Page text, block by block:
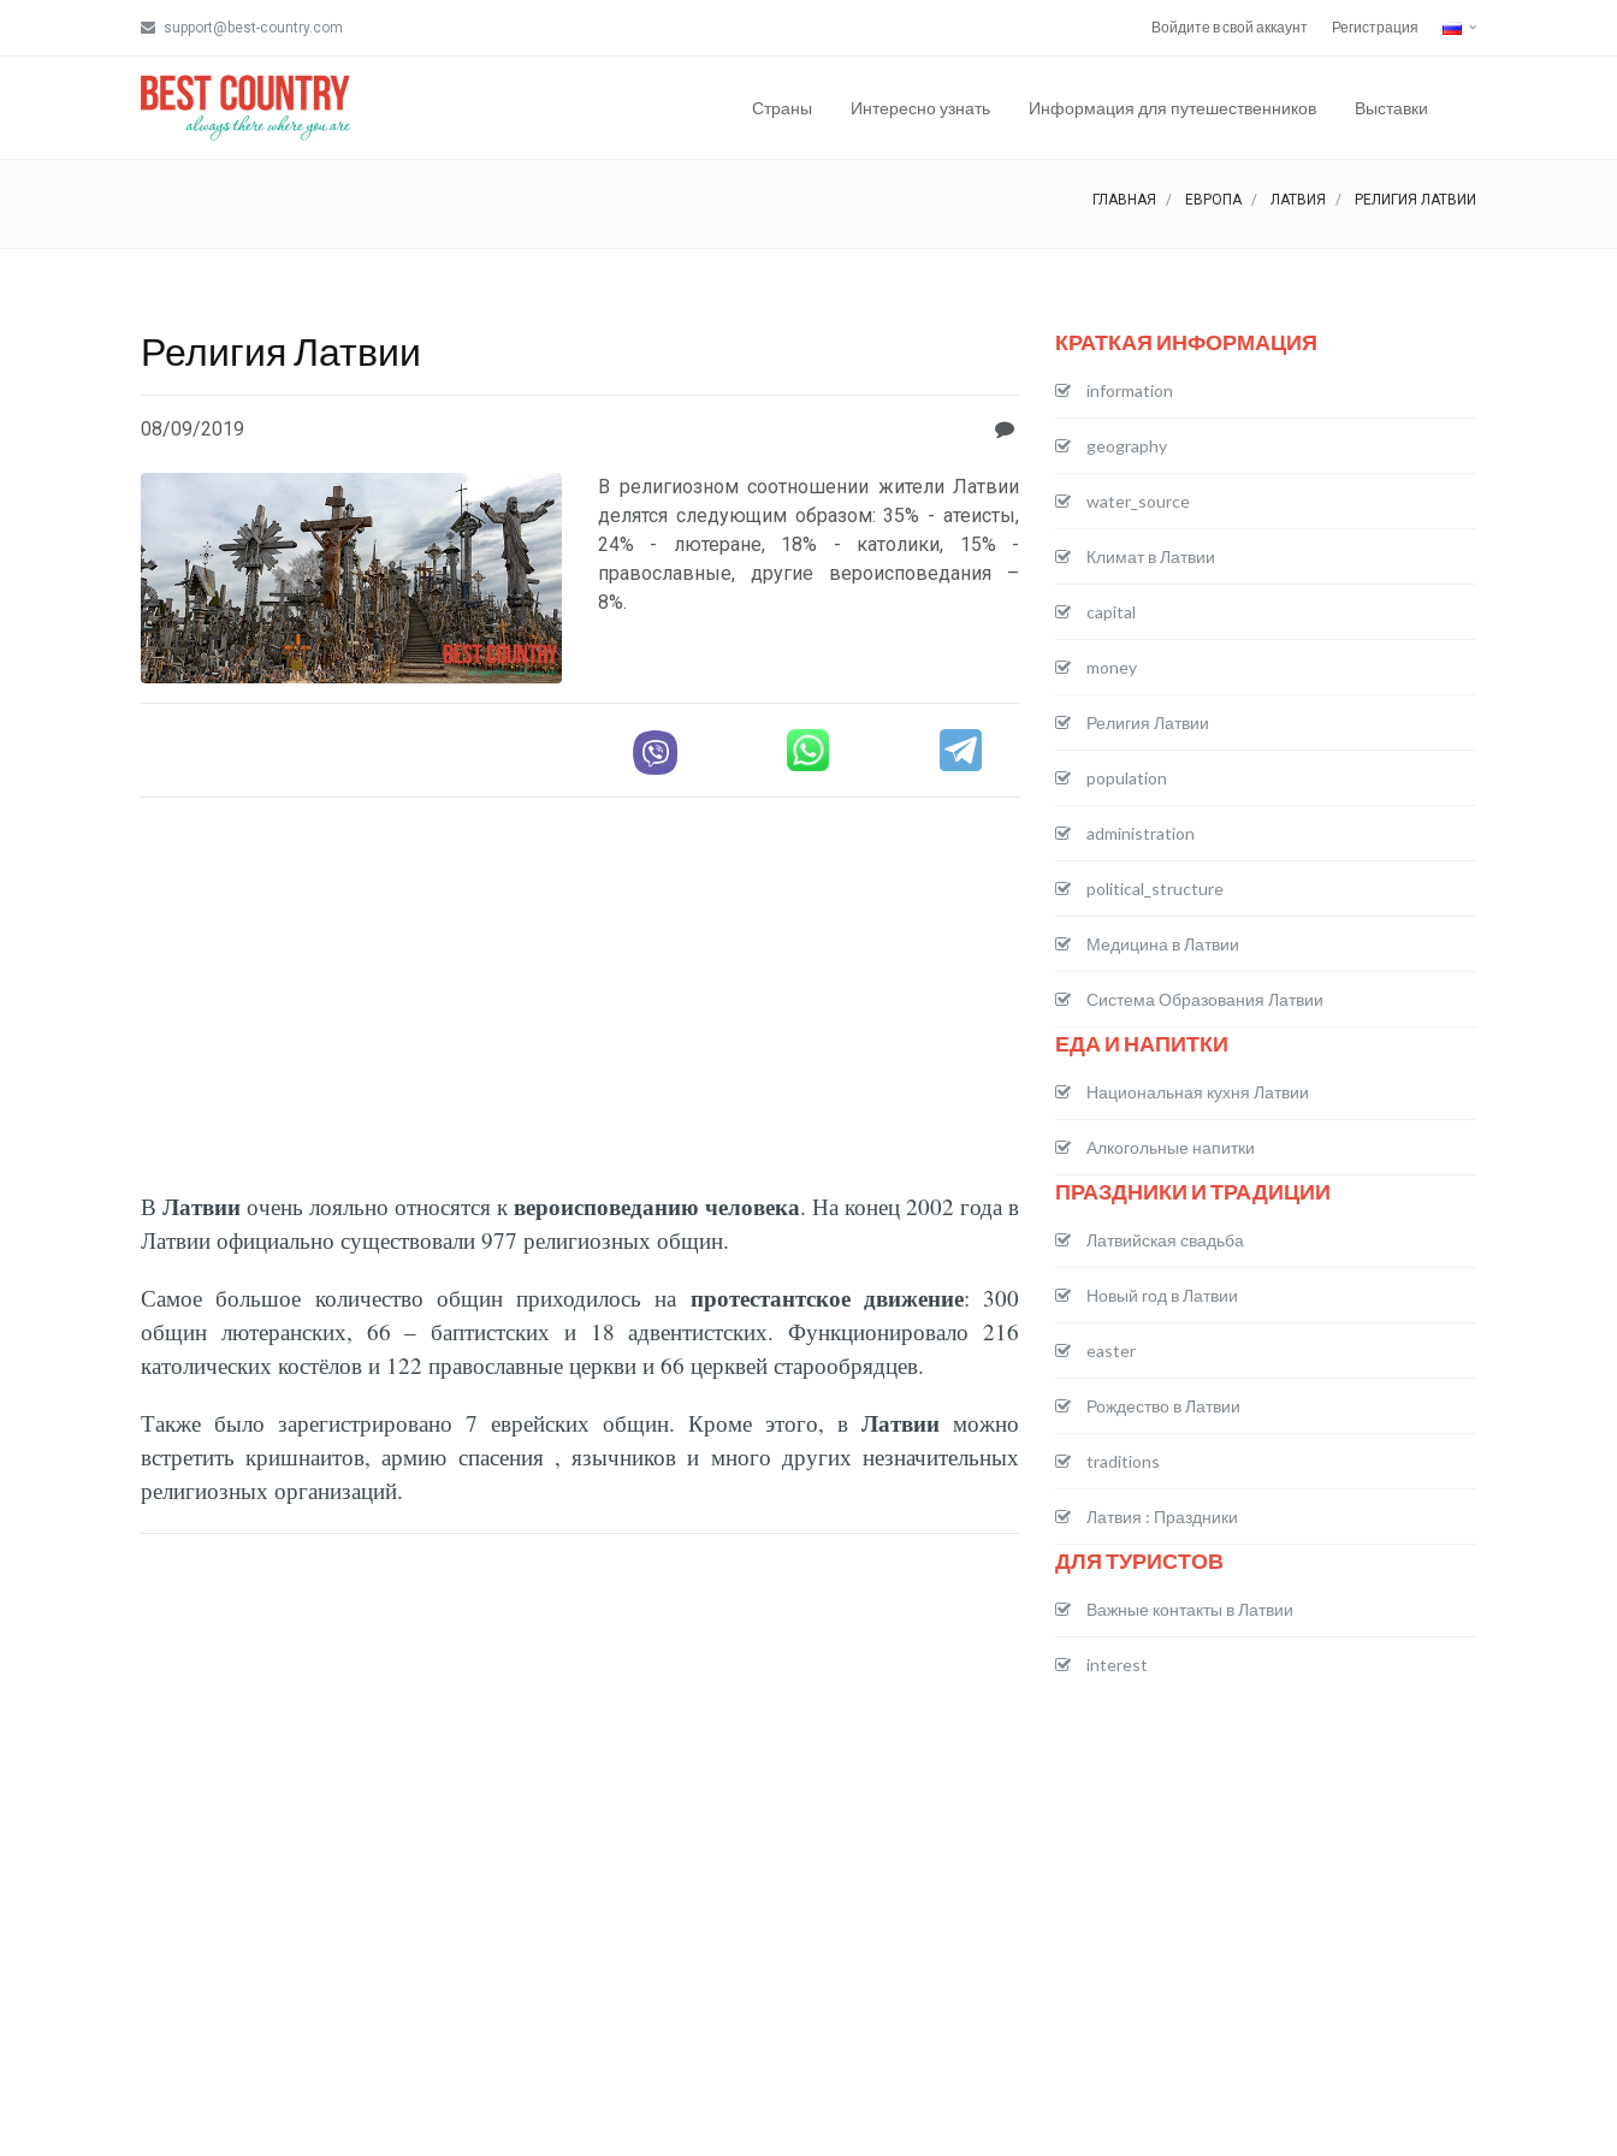
support@best-country.com Войдите в свой аккаунт Регистрация
Страны Интересно узнать Информация для путешественников Выставки
ГЛАВНАЯ ЕВРОПА ЛАТВИЯ РЕЛИГИЯ ЛАТВИИ
Религия Латвии
08/09/2019
В религиозном соотношении жители Латвии
делятся следующим образом: 35% - атеисты,
24% - лютеране, 18% - католики, 15% -
православные, другие вероисповедания –
8%.
В Латвии очень лояльно относятся к вероисповеданию человека. На конец 2002 года в
Латвии официально существовали 977 религиозных общин.
Самое большое количество общин приходилось на протестантское движение: 300
общин лютеранских, 66 – баптистских и 18 адвентистских. Функционировало 216
католических костёлов и 122 православные церкви и 66 церквей старообрядцев.
Также было зарегистрировано 7 еврейских общин. Кроме этого, в Латвии можно
встретить кришнаитов, армию спасения , язычников и много других незначительных
религиозных организаций.
КРАТКАЯ ИНФОРМАЦИЯ
information
geography
water_source
Климат в Латвии
capital
money
Религия Латвии
population
administration
political_structure
Медицина в Латвии
Система Образования Латвии
ЕДА И НАПИТКИ
Национальная кухня Латвии
Алкогольные напитки
ПРАЗДНИКИ И ТРАДИЦИИ
Латвийская свадьба
Новый год в Латвии
easter
Рождество в Латвии
traditions
Латвия : Праздники
ДЛЯ ТУРИСТОВ
Важные контакты в Латвии
interest